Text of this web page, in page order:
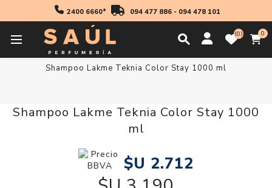
2400 6660* 094 477 886- 094 478 101
0 0
Profesionales
Shampoo Lakme Teknia Color Stay 1000 ml
Shampoo Lakme Teknia Color Stay 1000
ml
$U 2.712